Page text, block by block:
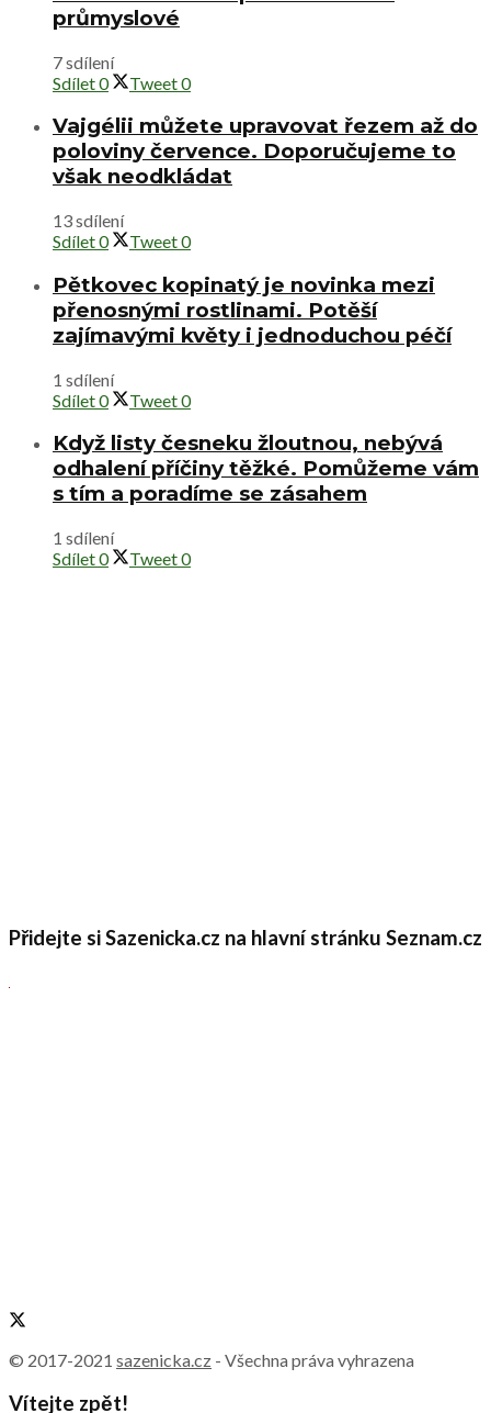
průmyslové
7 sdílení
Sdílet0 Tweet0
Vajgélii můžete upravovat řezem až do
poloviny července. Doporučujeme to
však neodkládat
13 sdílení
Sdílet0 Tweet0
Pětkovec kopinatý je novinka mezi
přenosnými rostlinami. Potěší
zajímavými květy i jednoduchou péčí
1 sdílení
Sdílet0 Tweet0
Když listy česneku žloutnou, nebývá
odhalení příčiny těžké. Pomůžeme vám
s tím a poradíme se zásahem
1 sdílení
Sdílet0 Tweet0
Přidejte si Sazenicka.cz na hlavní stránku Seznam.cz
© 2017-2021 sazenicka.cz - Všechna práva vyhrazena
Vítejte zpět!